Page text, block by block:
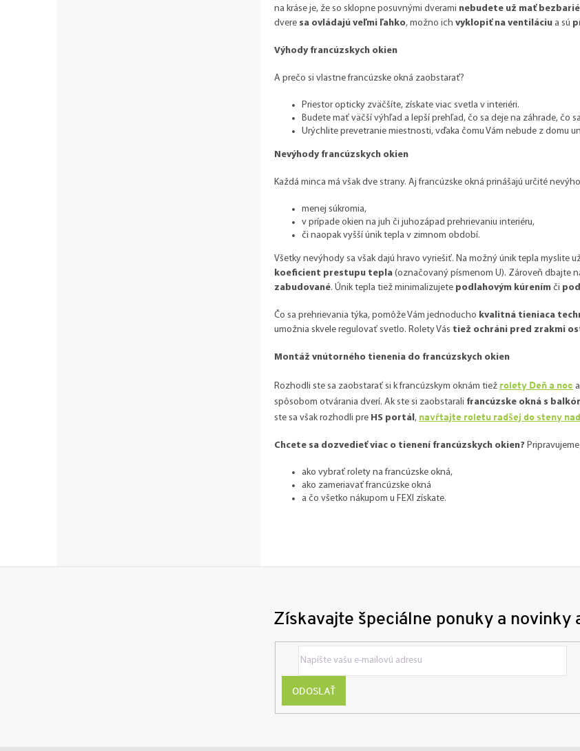
na kráse je, že so sklopne posuvnými dverami nebudete už mať
dvere sa ovládajú veľmi ľahko, možno ich vyklopiť na ventiláciu a sú
Výhody francúzskych okien
A prečo si vlastne francúzske okná zaobstarať?
Priestor opticky zväčšíte, získate viac svetla v interiéri.
Budete mať väčší výhľad a lepší prehľad, čo sa deje na záhrade, čo
Urýchlite prevetranie miestnosti, vďaka čomu Vám nebude z domu
Nevýhody francúzskych okien
Každá minca má však dve strany. Aj francúzske okná prinášajú určité
menej súkromia,
v prípade okien na juh či juhozápad prehrievaniu interiéru,
či naopak vyšší únik tepla v zimnom období.
Všetky nevýhody sa však dajú hravo vyriešiť. Na možný únik tepla myslite
koeficient prestupu tepla (označovaný písmenom U). Zároveň dbajte
zabudované. Únik tepla tiež minimalizujete podlahovým kúrením či
Čo sa prehrievania týka, pomôže Vám jednoducho kvalitná tieniaca
umožnia skvele regulovať svetlo. Rolety Vás tiež ochráni pred zrakmi
Montáž vnútorného tienenia do francúzskych okien
Rozhodli ste sa zaobstarať si k francúzskym oknám tiež rolety Deň a noc
spôsobom otvárania dverí. Ak ste si zaobstarali francúzske okná s
ste sa však rozhodli pre HS portál, navŕtajte roletu radšej do steny
Chcete sa dozvedieť viac o tienení francúzskych okien?
ako vybrať rolety na francúzske okná,
ako zameriavať francúzske okná
a čo všetko nákupom u FEXI získate.
Získavajte špeciálne ponuky a novinky
ODOSLAŤ